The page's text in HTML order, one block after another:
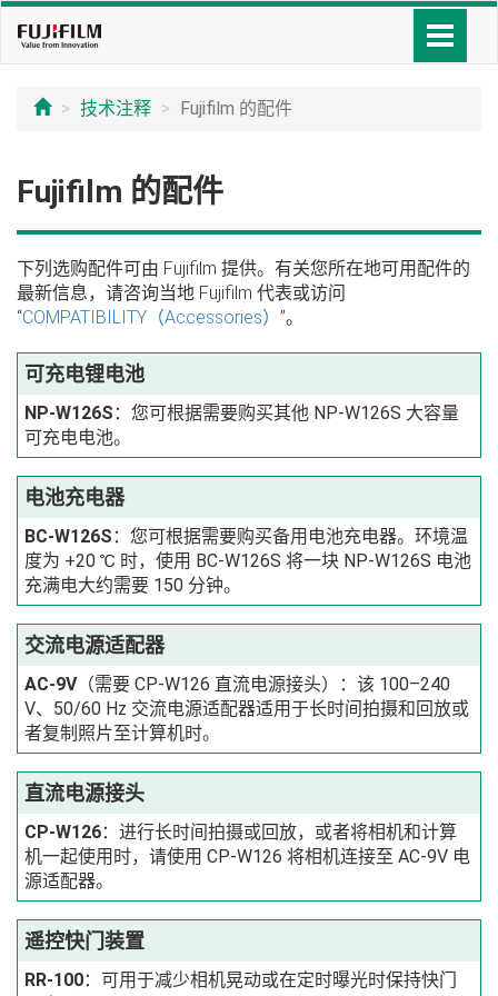
技术注释 Fujifilm 的配件
Fujifilm 的配件
下列选购配件可由 Fujifilm 提供。有关您所在地可用配件的
最新信息，请咨询当地 Fujifilm 代表或访问
“COMPATIBILITY（Accessories） ”。
可充电锂电池
NP-W126S ：您可根据需要购买其他 NP-W126S 大容量
可充电电池。
电池充电器
BC-W126S ：您可根据需要购买备用电池充电器。环境温
度为 +20 ℃ 时，使用 BC-W126S 将一块 NP-W126S 电池
充满电大约需要 150 分钟。
交流电源适配器
AC-9V（需要 CP-W126 直流电源接头）：该 100–240
V、50/60 Hz 交流电源适配器适用于长时间拍摄和回放或
者复制照片至计算机时。
直流电源接头
CP-W126：进行长时间拍摄或回放，或者将相机和计算
机一起使用时，请使用 CP-W126 将相机连接至 AC-9V 电
源适配器。
遥控快门装置
RR-100：可用于减少相机晃动或在定时曝光时保持快门